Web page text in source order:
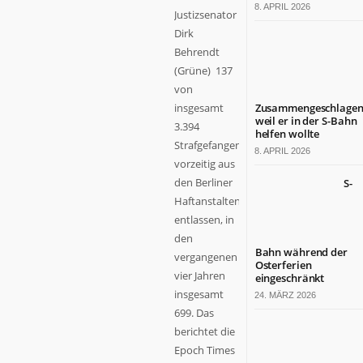
Justizsenator
Dirk
Behrendt
(Grüne) 137
von
insgesamt
3.394
Strafgefangenen
vorzeitig aus
den Berliner
Haftanstalten
entlassen, in
den
vergangenen
vier Jahren
insgesamt
699. Das
berichtet die
Epoch Times
8. APRIL 2026
weil er in der S-Bahn
helfen wollte
8. APRIL 2026
S-
Bahn während der
Osterferien
eingeschränkt
24. MÄRZ 2026